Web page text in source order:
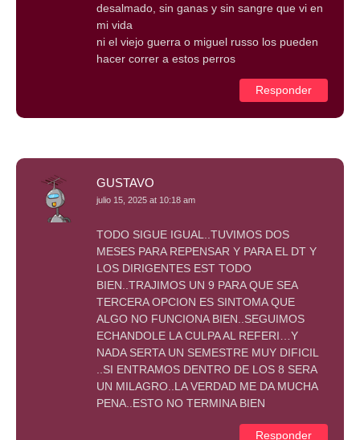
desalmado, sin ganas y sin sangre que vi en
mi vida
ni el viejo guerra o miguel russo los pueden
hacer correr a estos perros
Responder
GUSTAVO
julio 15, 2025 at 10:18 am
TODO SIGUE IGUAL..TUVIMOS DOS
MESES PARA REPENSAR Y PARA EL DT Y
LOS DIRIGENTES EST TODO
BIEN..TRAJIMOS UN 9 PARA QUE SEA
TERCERA OPCION ES SINTOMA QUE
ALGO NO FUNCIONA BIEN..SEGUIMOS
ECHANDOLE LA CULPA AL REFERI…Y
NADA SERTA UN SEMESTRE MUY DIFICIL
..SI ENTRAMOS DENTRO DE LOS 8 SERA
UN MILAGRO..LA VERDAD ME DA MUCHA
PENA..ESTO NO TERMINA BIEN
Responder